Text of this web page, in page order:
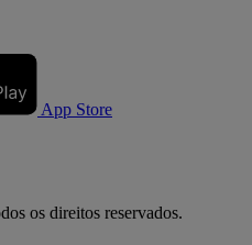
App Store
os direitos reservados.